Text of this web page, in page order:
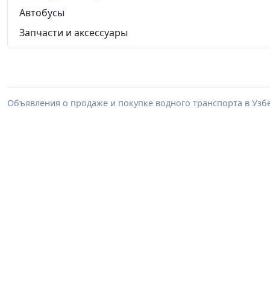
Автобусы
Запчасти и аксессуары
Объявления о продаже и покупке водного транспорта в